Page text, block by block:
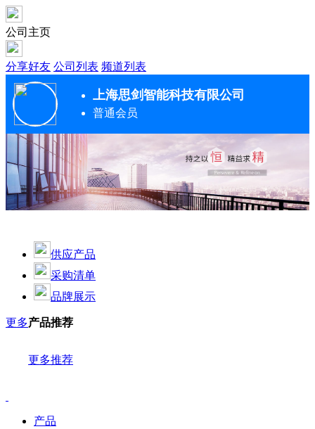
公司主页
分享好友 公司列表 频道列表
上海思剑智能科技有限公司
普通会员
供应产品
采购清单
品牌展示
更多产品推荐
更多推荐
产品